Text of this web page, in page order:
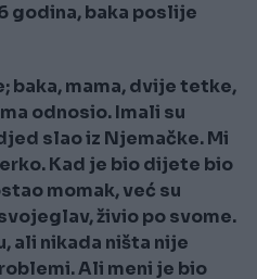
godina, baka poslije
baka, mama, dvije tetke,
odnosio. Imali su
slao iz Njemačke. Mi
Kad je bio dijete bio
momak, već su
živio po svome.
ali nikada ništa nije
Ali meni je bio